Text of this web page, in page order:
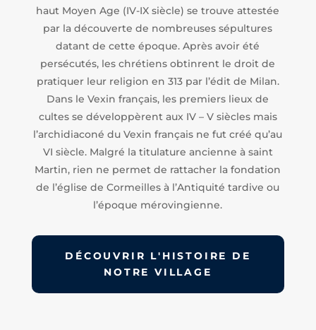
haut Moyen Age (IV-IX siècle) se trouve attestée
par la découverte de nombreuses sépultures
datant de cette époque. Après avoir été
persécutés, les chrétiens obtinrent le droit de
pratiquer leur religion en 313 par l’édit de Milan.
Dans le Vexin français, les premiers lieux de
cultes se développèrent aux IV – V siècles mais
l’archidiaconé du Vexin français ne fut créé qu’au
VI siècle. Malgré la titulature ancienne à saint
Martin, rien ne permet de rattacher la fondation
de l’église de Cormeilles à l’Antiquité tardive ou
l’époque mérovingienne.
DÉCOUVRIR L'HISTOIRE DE
NOTRE VILLAGE